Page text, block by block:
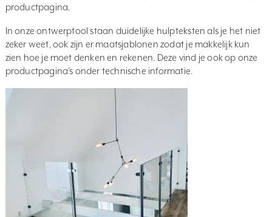
productpagina.
In onze ontwerptool staan duidelijke hulpteksten als je het niet
zeker weet, ook zijn er maatsjablonen zodat je makkelijk kun
zien hoe je moet denken en rekenen. Deze vind je ook op onze
productpagina’s onder technische informatie.